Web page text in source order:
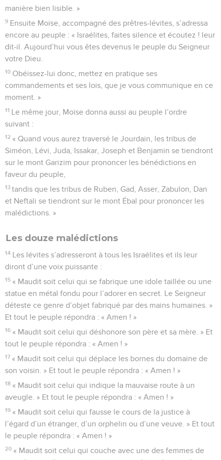
manière bien lisible. »
9 Ensuite Moïse, accompagné des prêtres-lévites, s’adressa
encore au peuple : « Israélites, faites silence et écoutez ! leur
dit-il. Aujourd’hui vous êtes devenus le peuple du Seigneur
votre Dieu.
10 Obéissez-lui donc, mettez en pratique ses
commandements et ses lois, que je vous communique en ce
moment. »
11 Le même jour, Moïse donna aussi au peuple l’ordre
suivant :
12 « Quand vous aurez traversé le Jourdain, les tribus de
Siméon, Lévi, Juda, Issakar, Joseph et Benjamin se tiendront
sur le mont Garizim pour prononcer les bénédictions en
faveur du peuple,
13 tandis que les tribus de Ruben, Gad, Asser, Zabulon, Dan
et Neftali se tiendront sur le mont Ébal pour prononcer les
malédictions. »
Les douze malédictions
14 Les lévites s’adresseront à tous les Israélites et ils leur
diront d’une voix puissante :
15 « Maudit soit celui qui se fabrique une idole taillée ou une
statue en métal fondu pour l’adorer en secret. Le Seigneur
déteste ce genre d’objet fabriqué par des mains humaines. »
Et tout le peuple répondra : « Amen ! »
16 « Maudit soit celui qui déshonore son père et sa mère. » Et
tout le peuple répondra : « Amen ! »
17 « Maudit soit celui qui déplace les bornes du domaine de
son voisin. » Et tout le peuple répondra : « Amen ! »
18 « Maudit soit celui qui indique la mauvaise route à un
aveugle. » Et tout le peuple répondra : « Amen ! »
19 « Maudit soit celui qui fausse le cours de la justice à
l’égard d’un étranger, d’un orphelin ou d’une veuve. » Et tout
le peuple répondra : « Amen ! »
20 « Maudit soit celui qui couche avec une des femmes de